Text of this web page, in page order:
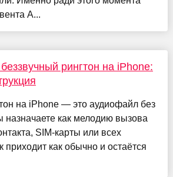
A...
рингтон на iPhone:
на iPhone — это аудиофайл без
назначаете как мелодию вызова
SIM-карты или всех
приходит как обычно и остаётся